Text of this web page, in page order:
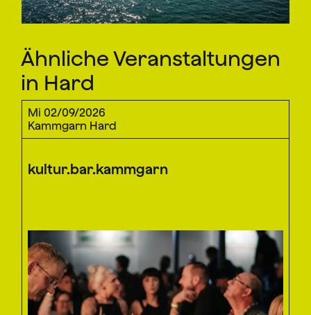
Ähnliche Veranstaltungen
in Hard
Mi 02/09/2026
Kammgarn Hard
kultur.bar.kammgarn